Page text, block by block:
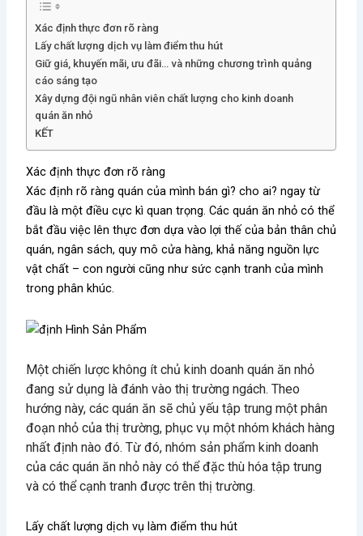
Xác định thực đơn rõ ràng
Lấy chất lượng dịch vụ làm điểm thu hút
Giữ giá, khuyến mãi, ưu đãi… và những chương trình quảng
cáo sáng tạo
Xây dựng đội ngũ nhân viên chất lượng cho kinh doanh
quán ăn nhỏ
KẾT
Xác định thực đơn rõ ràng
Xác định rõ ràng quán của mình bán gì? cho ai? ngay từ
đầu là một điều cực kì quan trọng. Các quán ăn nhỏ có thể
bắt đầu việc lên thực đơn dựa vào lợi thế của bản thân chủ
quán, ngân sách, quy mô cửa hàng, khả năng nguồn lực
vật chất – con người cũng như sức cạnh tranh của mình
trong phân khúc.
Một chiến lược không ít chủ kinh doanh quán ăn nhỏ
đang sử dụng là đánh vào thị trường ngách. Theo
hướng này, các quán ăn sẽ chủ yếu tập trung một phân
đoạn nhỏ của thị trường, phục vụ một nhóm khách hàng
nhất định nào đó. Từ đó, nhóm sản phẩm kinh doanh
của các quán ăn nhỏ này có thể đặc thù hóa tập trung
và có thể cạnh tranh được trên thị trường.
Lấy chất lượng dịch vụ làm điểm thu hút